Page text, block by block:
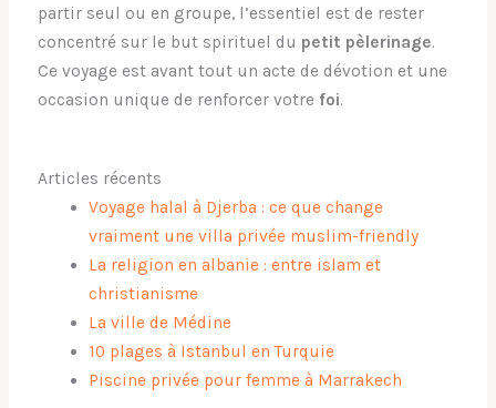
partir seul ou en groupe, l’essentiel est de rester
concentré sur le but spirituel du petit pèlerinage.
Ce voyage est avant tout un acte de dévotion et une
occasion unique de renforcer votre foi.
Articles récents
Voyage halal à Djerba : ce que change
vraiment une villa privée muslim-friendly
La religion en albanie : entre islam et
christianisme
La ville de Médine
10 plages à Istanbul en Turquie
Piscine privée pour femme à Marrakech